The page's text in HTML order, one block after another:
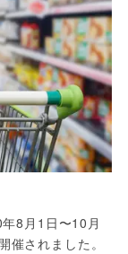
8月1日〜10月
されました。